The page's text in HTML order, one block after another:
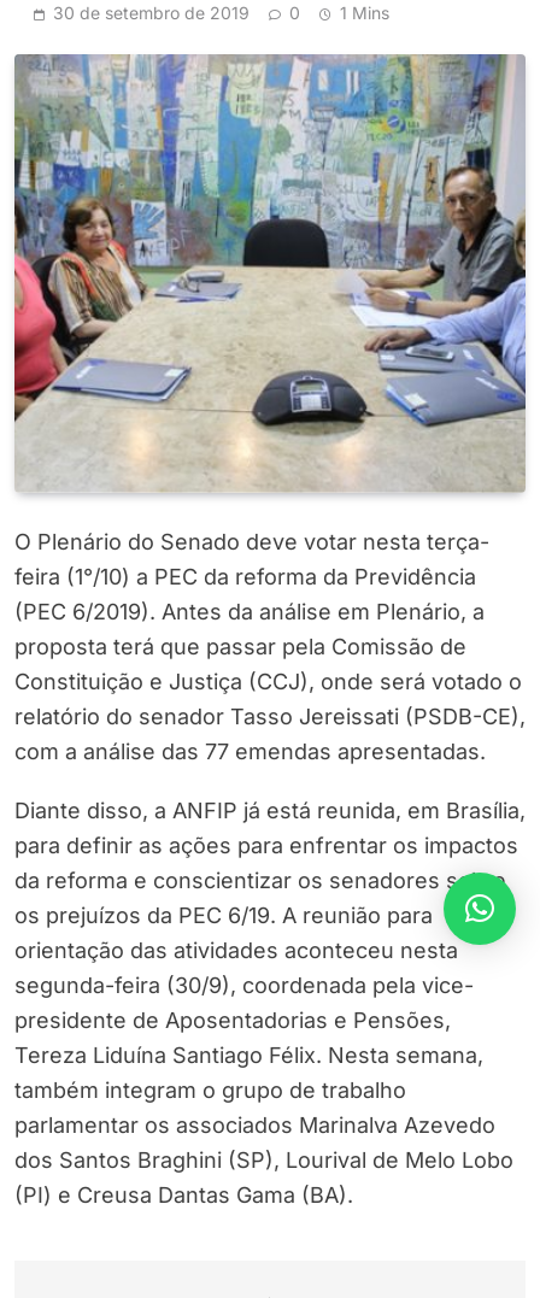
30 de setembro de 2019 0 1 Mins
O Plenário do Senado deve votar nesta terça-
feira (1°/10) a PEC da reforma da Previdência
(PEC 6/2019). Antes da análise em Plenário, a
proposta terá que passar pela Comissão de
Constituição e Justiça (CCJ), onde será votado o
relatório do senador Tasso Jereissati (PSDB-CE),
com a análise das 77 emendas apresentadas.
Diante disso, a ANFIP já está reunida, em Brasília,
para definir as ações para enfrentar os impactos
da reforma e conscientizar os senadores sobre
os prejuízos da PEC 6/19. A reunião para
orientação das atividades aconteceu nesta
segunda-feira (30/9), coordenada pela vice-
presidente de Aposentadorias e Pensões,
Tereza Liduína Santiago Félix. Nesta semana,
também integram o grupo de trabalho
parlamentar os associados Marinalva Azevedo
dos Santos Braghini (SP), Lourival de Melo Lobo
(PI) e Creusa Dantas Gama (BA).